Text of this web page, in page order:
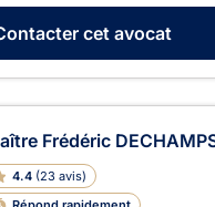
Maître Bijou D’HAEYER traite
...
cet avocat
Frédéric
4.4 (23 avis)